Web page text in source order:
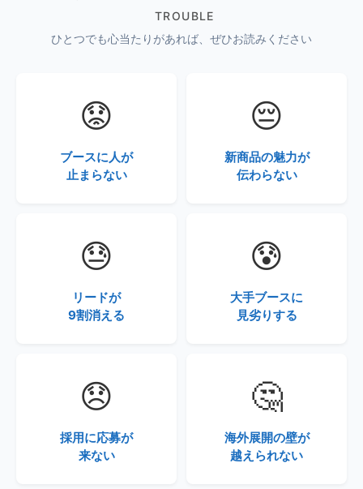
TROUBLE
ひとつでも心当たりがあれば、ぜひお読みください
😟
ブースに人が
止まらない
😔
新商品の魅力が
伝わらない
😓
リードが
9割消える
😰
大手ブースに
見劣りする
😞
採用に応募が
来ない
🤔
海外展開の壁が
越えられない